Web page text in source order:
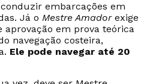
embarcações em
Já o Mestre Amadorexige
aprovação em prova teórica
navegação costeira,
Ele pode navegar até 20